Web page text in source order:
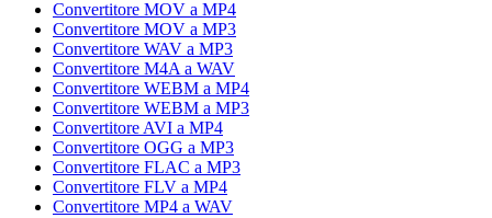
Convertitore MOV a MP4
Convertitore MOV a MP3
Convertitore WAV a MP3
Convertitore M4A a WAV
Convertitore WEBM a MP4
Convertitore WEBM a MP3
Convertitore AVI a MP4
Convertitore OGG a MP3
Convertitore FLAC a MP3
Convertitore FLV a MP4
Convertitore MP4 a WAV